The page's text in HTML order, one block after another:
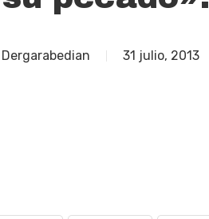
Dergarabedian 31 julio, 2013